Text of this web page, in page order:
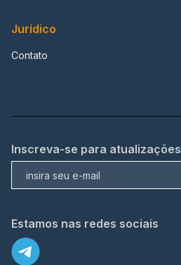
Jurídico
Contato
Inscreva-se para atualizações
Estamos nas redes sociais